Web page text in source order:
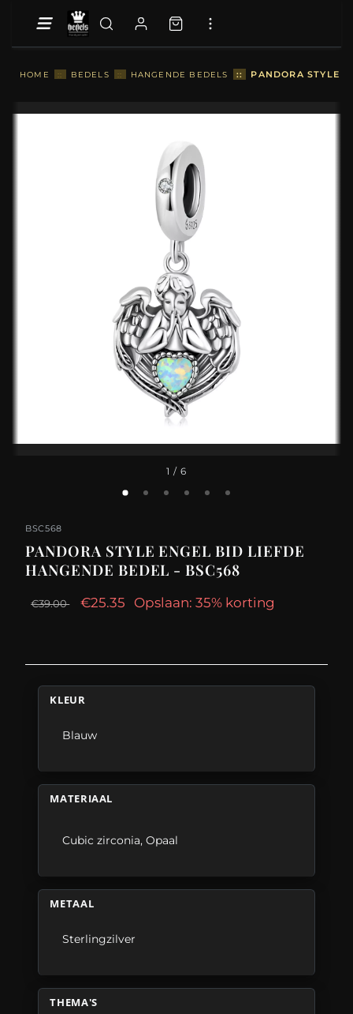
HOME :: BEDELS :: HANGENDE BEDELS :: PANDORA STYLE
1 / 6
BSC568
PANDORA STYLE ENGEL BID LIEFDE
HANGENDE BEDEL - BSC568
€39.00 €25.35 Opslaan: 35% korting
KLEUR
Blauw
MATERIAAL
Cubic zirconia,Opaal
METAAL
Sterlingzilver
THEMA'S